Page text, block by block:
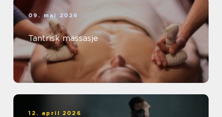
09. mai 2026
Tantrisk massasje
12. april 2026